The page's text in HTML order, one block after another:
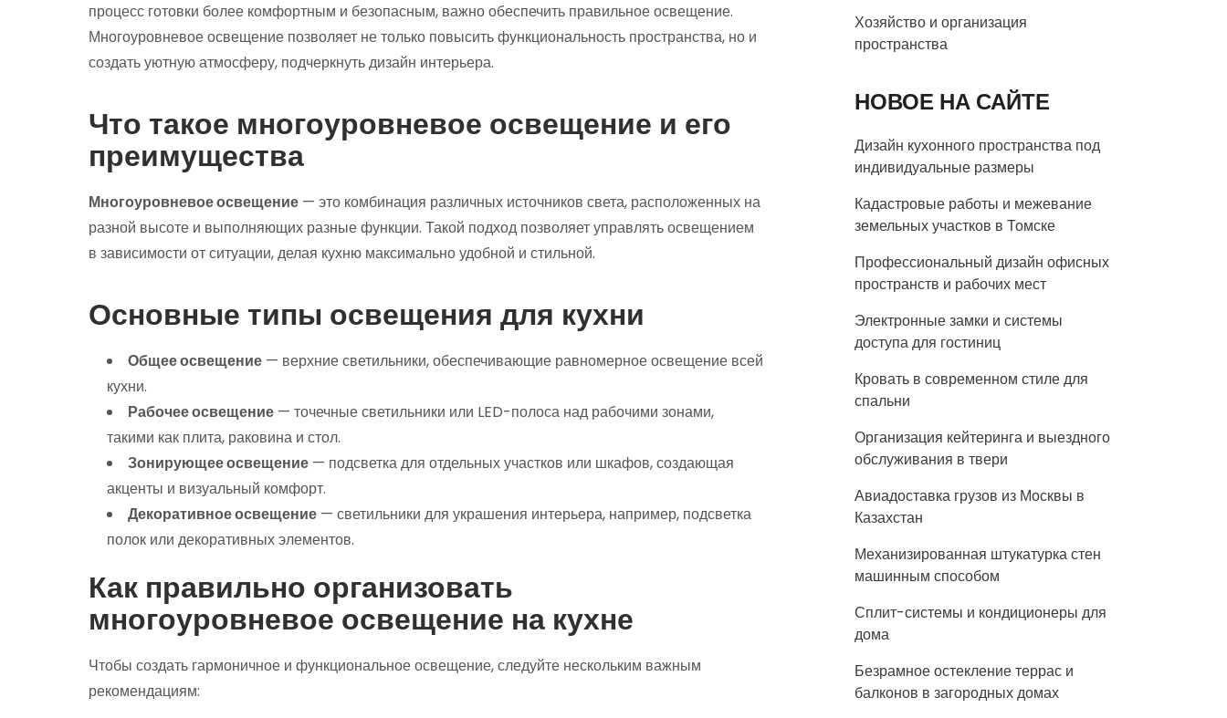
процесс готовки более комфортным и безопасным, важно обеспечить правильное освещение.
Многоуровневое освещение позволяет не только повысить функциональность пространства, но и
создать уютную атмосферу, подчеркнуть дизайн интерьера.
Что такое многоуровневое освещение и его
преимущества
Многоуровневое освещение — это комбинация различных источников света, расположенных на
разной высоте и выполняющих разные функции. Такой подход позволяет управлять освещением
в зависимости от ситуации, делая кухню максимально удобной и стильной.
Основные типы освещения для кухни
Общее освещение — верхние светильники, обеспечивающие равномерное освещение всей
кухни.
Рабочее освещение — точечные светильники или LED-полоса над рабочими зонами,
такими как плита, раковина и стол.
Зонирующее освещение — подсветка для отдельных участков или шкафов, создающая
акценты и визуальный комфорт.
Декоративное освещение — светильники для украшения интерьера, например, подсветка
полок или декоративных элементов.
Как правильно организовать
многоуровневое освещение на кухне
Чтобы создать гармоничное и функциональное освещение, следуйте нескольким важным
рекомендациям:
Хозяйство и организация
пространства
НОВОЕ НА САЙТЕ
Дизайн кухонного пространства под
индивидуальные размеры
Кадастровые работы и межевание
земельных участков в Томске
Профессиональный дизайн офисных
пространств и рабочих мест
Электронные замки и системы
доступа для гостиниц
Кровать в современном стиле для
спальни
Организация кейтеринга и выездного
обслуживания в твери
Авиадоставка грузов из Москвы в
Казахстан
Механизированная штукатурка стен
машинным способом
Сплит-системы и кондиционеры для
дома
Безрамное остекление террас и
балконов в загородных домах